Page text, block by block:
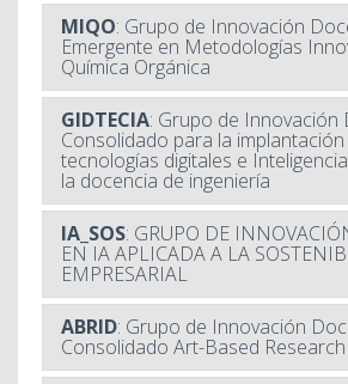
MIQO: Grupo de Innovación
Emergente en Metodologías
Química Orgánica
GIDTECIA: Grupo de Innovación
Consolidado para la implantación
tecnologías digitales e
la docencia de ingeniería
IA_SOS: GRUPO DE
EN IA APLICADA A LA
EMPRESARIAL
ABRID: Grupo de Innovación
Consolidado Art-Based Research